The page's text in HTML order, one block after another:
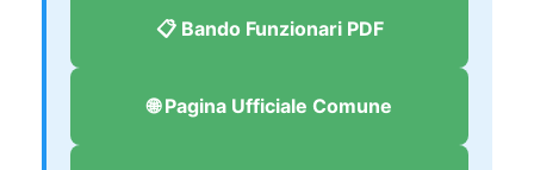
📋 Bando Funzionari PDF
🌐 Pagina Ufficiale Comune